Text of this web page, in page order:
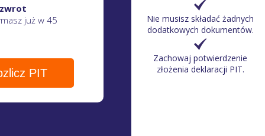
już w 45
PIT
Nie musisz składać żadnych
dodatkowych dokumentów.
Zachowaj potwierdzenie
złożenia deklaracji PIT.